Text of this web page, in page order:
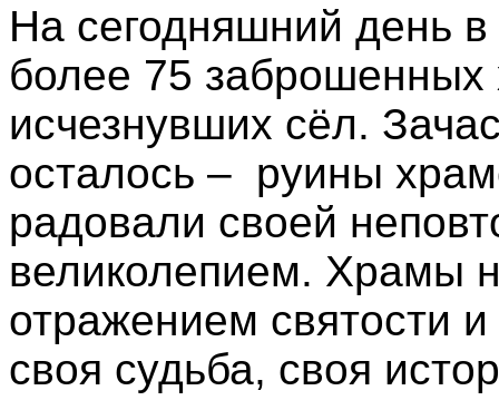
На сегодняшний день
более 75
исчезнувших сёл.
осталось – руины
радовали своей
великолепием. Храмы
отражением святости
своя судьба, своя